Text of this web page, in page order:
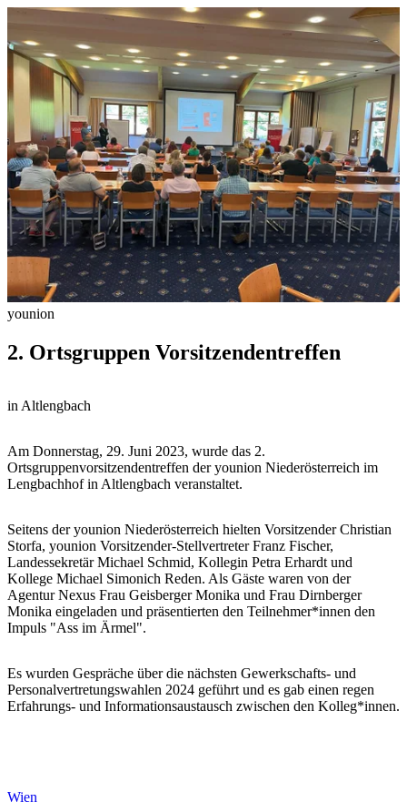
younion
2. Ortsgruppen Vorsitzendentreffen
in Altlengbach
Am Donnerstag, 29. Juni 2023, wurde das 2.
Ortsgruppenvorsitzendentreffen der younion Niederösterreich im
Lengbachhof in Altlengbach veranstaltet.
Seitens der younion Niederösterreich hielten Vorsitzender Christian
Storfa, younion Vorsitzender-Stellvertreter Franz Fischer,
Landessekretär Michael Schmid, Kollegin Petra Erhardt und
Kollege Michael Simonich Reden. Als Gäste waren von der
Agentur Nexus Frau Geisberger Monika und Frau Dirnberger
Monika eingeladen und präsentierten den Teilnehmer*innen den
Impuls "Ass im Ärmel".
Es wurden Gespräche über die nächsten Gewerkschafts- und
Personalvertretungswahlen 2024 geführt und es gab einen regen
Erfahrungs- und Informationsaustausch zwischen den Kolleg*innen.
Wien